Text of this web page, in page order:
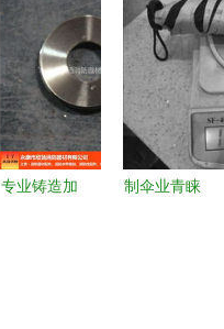
的生活智慧
与变迁
专业铸造加
制伞业青睐